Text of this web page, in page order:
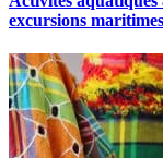
excursions